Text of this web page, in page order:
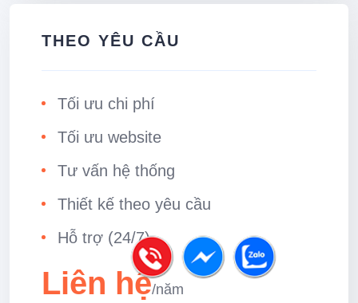
THEO YÊU CẦU
Tối ưu chi phí
Tối ưu website
Tư vấn hệ thống
Thiết kế theo yêu cầu
Hỗ trợ (24/7)
Liên hệ